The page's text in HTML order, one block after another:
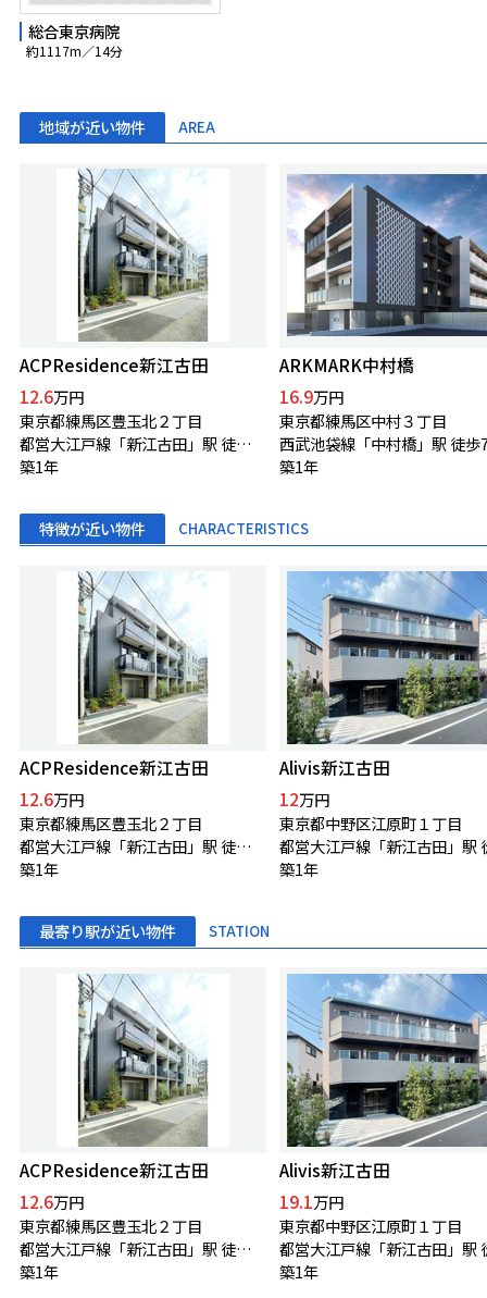
総合東京病院
約1117m／14分
地域が近い物件 AREA
ACPResidence新江古田
12.6万円
東京都練馬区豊玉北２丁目
都営大江戸線「新江古田」駅 徒歩8分
築1年
ARKMARK中村橋
16.9万円
東京都練馬区中村３丁目
西武池袋線「中村橋」駅 徒歩
築1年
特徴が近い物件 CHARACTERISTICS
ACPResidence新江古田
12.6万円
東京都練馬区豊玉北２丁目
都営大江戸線「新江古田」駅 徒歩8分
築1年
Alivis新江古田
12万円
東京都中野区江原町１丁目
築1年
最寄り駅が近い物件 STATION
ACPResidence新江古田
12.6万円
東京都練馬区豊玉北２丁目
都営大江戸線「新江古田」駅 徒歩8分
築1年
Alivis新江古田
19.1万円
東京都中野区江原町１丁目
築1年